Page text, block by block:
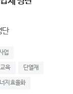
단
업
육 단열재
지효율화